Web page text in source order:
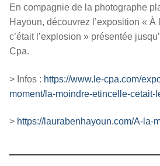
En compagnie de la photographe
Hayoun, découvrez l’exposition «
c’était l’explosion » présentée
Cpa.
> Infos : https://www.le-cpa.com/
moment/la-moindre-etincelle-cetait-
> https://laurabenhayoun.com/A-la-